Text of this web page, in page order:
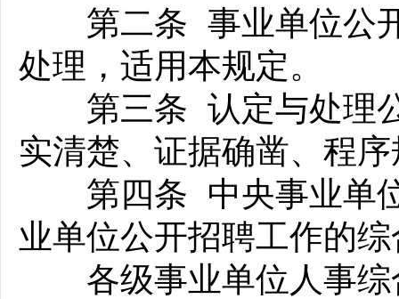
第二条 事业单位公开
处理，适用本规定。
第三条 认定与处理公
实清楚、证据确凿、程
第四条 中央事业单位
业单位公开招聘工作的
各级事业单位人事综